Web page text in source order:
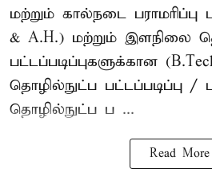
மற்றும் கால்நடை பராமரிப்பு
& A.H.) மற்றும் இளநிலை
பட்டப்படிப்புகளுக்கான
தொழில்நுட்ப பட்டப்படிப்பு
தொழில்நுட்ப ப ...
Read More